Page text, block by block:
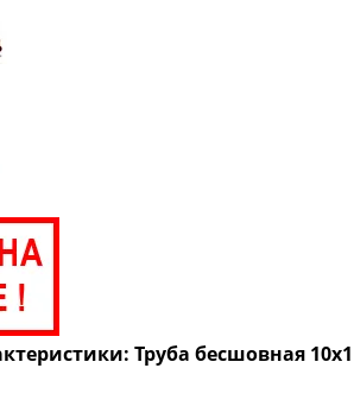
65
68
70
73
76
83
89
102
108
Труба бесшовная 10х1